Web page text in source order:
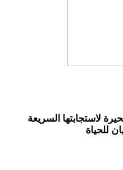
لاستجابتها السريعة
للحياة